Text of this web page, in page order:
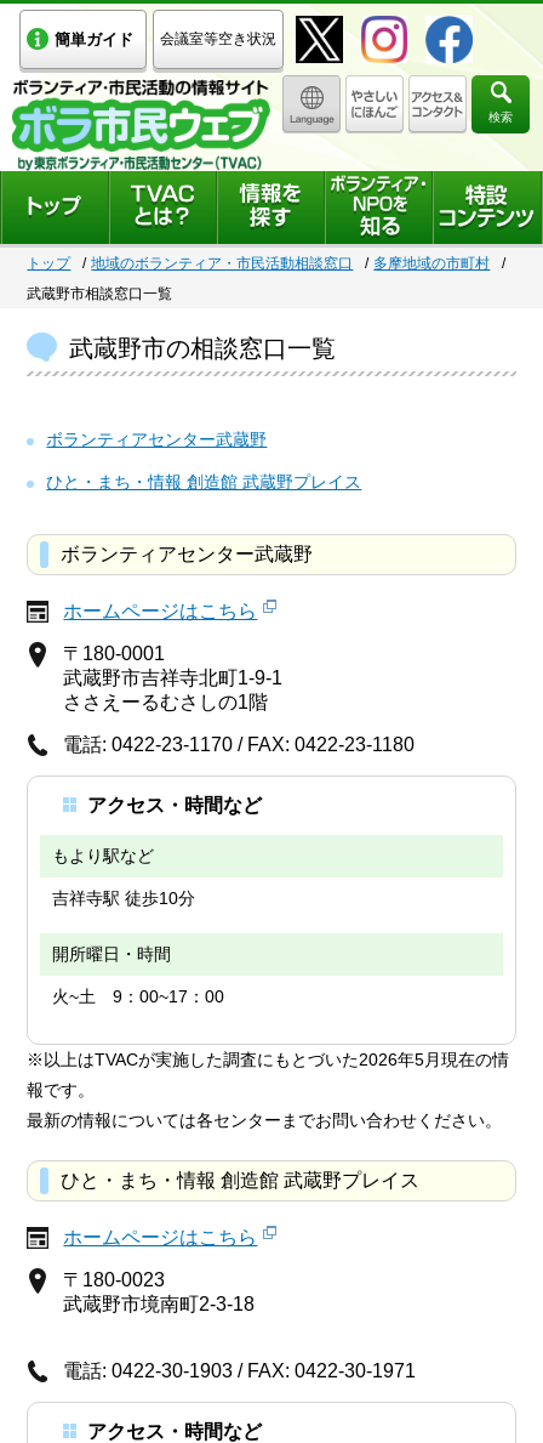
簡単ガイド 会議室等空き状況
検索
トップ 地域のボランティア・市民活動相談窓口
多摩地域の市町村
武蔵野市相談窓口一覧
武蔵野市の相談窓口一覧
ボランティアセンター武蔵野
ひと・まち・情報 創造館 武蔵野プレイス
ボランティアセンター武蔵野
ホームページはこちら
〒180-0001
武蔵野市吉祥寺北町1-9-1
ささえーるむさしの1階
電話: 0422-23-1170 / FAX: 0422-23-1180
アクセス・時間など
もより駅など
吉祥寺駅 徒歩10分
開所曜日・時間
火~土 9：00~17：00
※以上はTVACが実施した調査にもとづいた2026年5月現在の情
報です。
最新の情報については各センターまでお問い合わせください。
ひと・まち・情報 創造館 武蔵野プレイス
ホームページはこちら
〒180-0023
武蔵野市境南町2-3-18
電話: 0422-30-1903 / FAX: 0422-30-1971
アクセス・時間など